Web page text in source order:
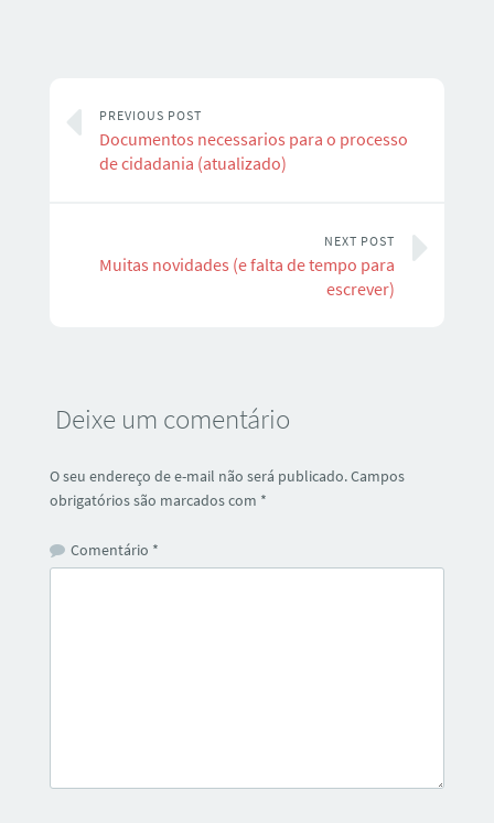
PREVIOUS POST
Documentos necessarios para o processo
de cidadania (atualizado)
NEXT POST
Muitas novidades (e falta de tempo para
escrever)
Deixe um comentário
O seu endereço de e-mail não será publicado.Campos
obrigatórios são marcados com *
Comentário *